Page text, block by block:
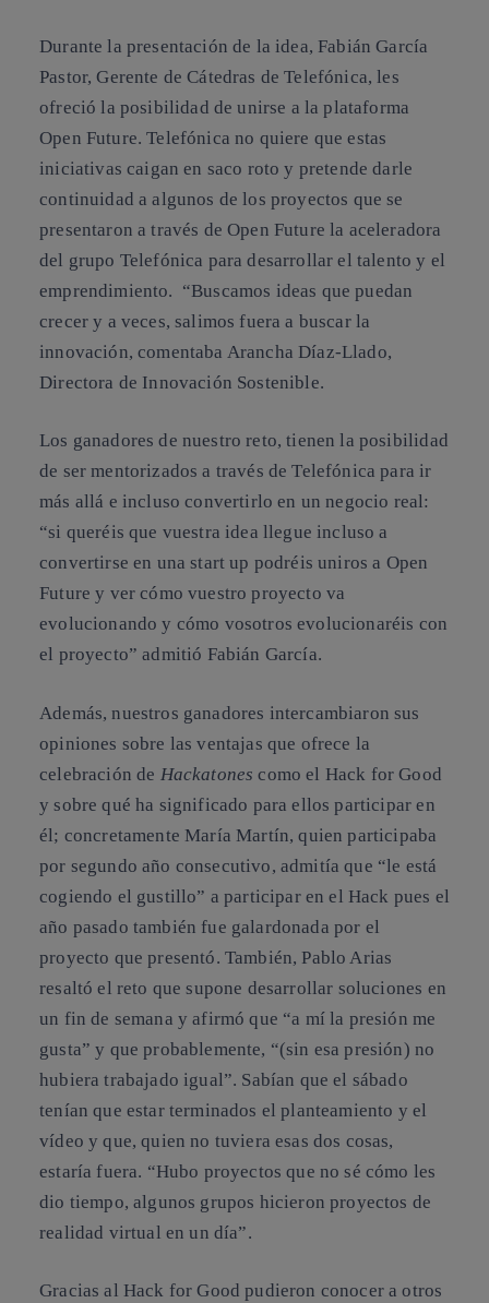
Durante la presentación de la idea, Fabián García
Pastor, Gerente de Cátedras de Telefónica, les
ofreció la posibilidad de unirse a la plataforma
Open Future. Telefónica no quiere que estas
iniciativas caigan en saco roto y pretende darle
continuidad a algunos de los proyectos que se
presentaron a través de Open Future la aceleradora
del grupo Telefónica para desarrollar el talento y el
emprendimiento. “Buscamos ideas que puedan
crecer y a veces, salimos fuera a buscar la
innovación, comentaba Arancha Díaz-Llado,
Directora de Innovación Sostenible.
Los ganadores de nuestro reto, tienen la posibilidad
de ser mentorizados a través de Telefónica para ir
más allá e incluso convertirlo en un negocio real:
“si queréis que vuestra idea llegue incluso a
convertirse en una start up podréis uniros a Open
Future y ver cómo vuestro proyecto va
evolucionando y cómo vosotros evolucionaréis con
el proyecto” admitió Fabián García.
Además, nuestros ganadores intercambiaron sus
opiniones sobre las ventajas que ofrece la
celebración de Hackatones como el Hack for Good
y sobre qué ha significado para ellos participar en
él; concretamente María Martín, quien participaba
por segundo año consecutivo, admitía que “le está
cogiendo el gustillo” a participar en el Hack pues el
año pasado también fue galardonada por el
proyecto que presentó. También, Pablo Arias
resaltó el reto que supone desarrollar soluciones en
un fin de semana y afirmó que “a mí la presión me
gusta” y que probablemente, “(sin esa presión) no
hubiera trabajado igual”. Sabían que el sábado
tenían que estar terminados el planteamiento y el
vídeo y que, quien no tuviera esas dos cosas,
estaría fuera. “Hubo proyectos que no sé cómo les
dio tiempo, algunos grupos hicieron proyectos de
realidad virtual en un día”.
Gracias al Hack for Good pudieron conocer a otros